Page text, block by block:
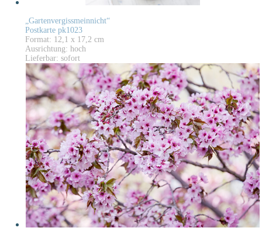
„Gartenvergissmeinnicht“
Postkarte pk1023
Format: 12,1 x 17,2 cm
Ausrichtung: hoch
Lieferbar: sofort